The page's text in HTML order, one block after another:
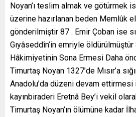
Noyan’ı teslim almak ve götürmek
üzerine hazırlanan beden Memlûk
gönderilmiştir 87 . Emir Çoban ise
Gıyâseddîn’in emriyle
Hâkimiyetinin Sona Ermesi Daha
Timurtaş Noyan 1327’de Mısır’a
Anadolu’da düzeni devam ettirmesi
kayınbiraderi Eretnâ Bey’i vekil
Timurtaş Noyan’ın ölümüne kadar